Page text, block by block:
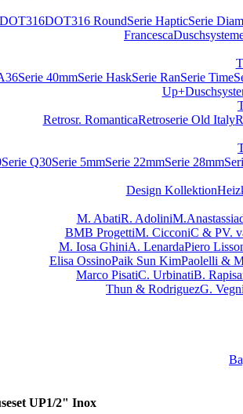
DOT316 RoundSerie HapticSerie
Francesca
Serie 40mmSerie HaskSerie RanSerie Time
Up+
Retrosr. RomanticaRetroserie Old Italy
Serie Q30Serie 5mmSerie 22mmSerie 28mm
Design Kollektion
M. AbatiR. Adolini
BMB ProgettiM. CicconiC & PV.
M. Iosa GhiniA. LenardaPiero
Elisa OssinoPaik Sun KimPaolelli &
Marco PisatiC. UrbinatiB.
Thun & RodriguezG.
UP1/2" Inox